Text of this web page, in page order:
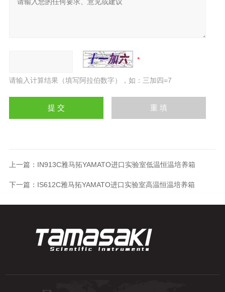
请输入计算结果（填写阿拉伯数字），如：三加四=7
上一篇： IN913C雅马拓YAMATO进口实验室低温恒温培养箱
下一篇： IS612C雅马拓YAMATO进口实验室高温恒温培养箱